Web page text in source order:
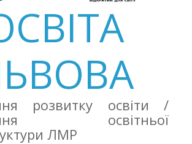
розвитку освіти /
освітньої
ЛМР